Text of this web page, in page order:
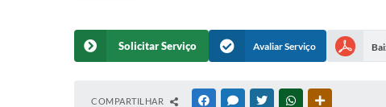
Solicitar Serviço Avaliar Serviço
COMPARTILHAR FACEBOOKMESSENGER
TWITTERWHATSAPP